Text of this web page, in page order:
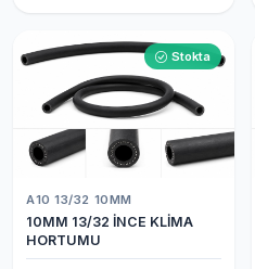
Stokta
A10 13/32 10MM
10MM 13/32 İNCE KLİMA
HORTUMU